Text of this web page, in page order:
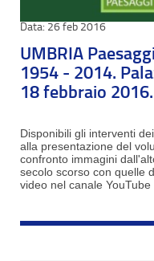
26 feb 2016
UMBRIA
1954 - 2014.
18 febbraio 2016.
Disponibili gli interventi
alla presentazione del
confronto immagini
secolo scorso con quelle
video nel canale YouTube